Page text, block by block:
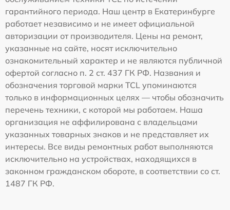
гарантийного периода. Наш центр в Екатеринбурге
работает независимо и не имеет официальной
авторизации от производителя. Цены на ремонт,
указанные на сайте, носят исключительно
ознакомительный характер и не являются публичной
офертой согласно п. 2 ст. 437 ГК РФ. Названия и
обозначения торговой марки TCL упоминаются
только в информационных целях — чтобы обозначить
перечень техники, с которой мы работаем. Наша
организация не аффилирована с владельцами
указанных товарных знаков и не представляет их
интересы. Все виды ремонтных работ выполняются
исключительно на устройствах, находящихся в
законном гражданском обороте, в соответствии со ст.
1487 ГК РФ.